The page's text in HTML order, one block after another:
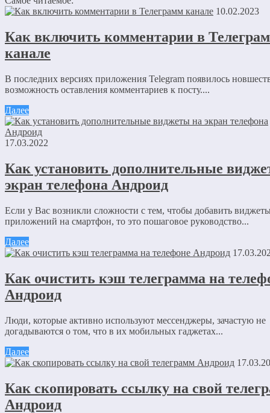
Оставить комментарий
Ваш адрес email не будет опубликован.
Обязательные поля
Комментарий*
Имя*
Email
Сайт
Сохранить моё имя, email и адрес сайта в этом браузере для
последующих моих комментариев.
персональных данных.
10.02.2023
Как включить комментарии в
канале
В последних версиях приложения Telegram появилось
возможность оставления комментариев к посту....
Далее
17.03.2022
Как установить дополнительные
экран телефона Андроид
Если у Вас возникли сложности с тем, чтобы добавить
приложений на смартфон, то это пошаговое руководство...
Далее
Как очистить кэш телеграмма на
Андроид
Люди, которые активно используют мессенджеры, зачастую не
догадываются о том, что в их мобильных гаджетах...
Далее
Как скопировать ссылку на свой
Андроид